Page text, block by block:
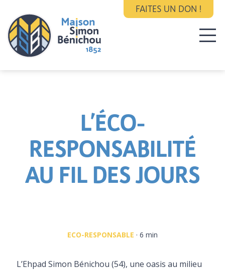
FAITES UN DON !
L’ÉCO-
RESPONSABILITÉ
AU FIL DES JOURS
ECO-RESPONSABLE · 6 min
L’Ehpad Simon Bénichou (54), une oasis au milieu